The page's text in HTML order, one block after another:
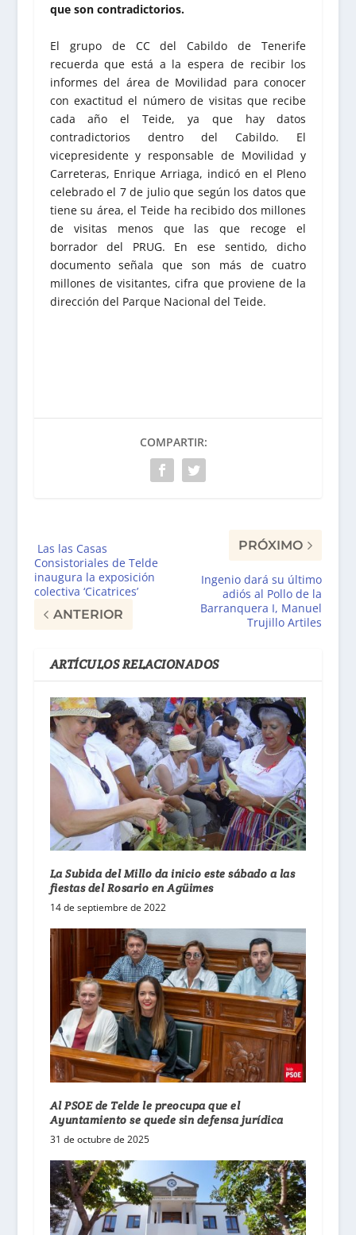
que son contradictorios.
El grupo de CC del Cabildo de Tenerife
recuerda que está a la espera de recibir los
informes del área de Movilidad para conocer
con exactitud el número de visitas que recibe
cada año el Teide, ya que hay datos
contradictorios dentro del Cabildo. El
vicepresidente y responsable de Movilidad y
Carreteras, Enrique Arriaga, indicó en el Pleno
celebrado el 7 de julio que según los datos que
tiene su área, el Teide ha recibido dos millones
de visitas menos que las que recoge el
borrador del PRUG. En ese sentido, dicho
documento señala que son más de cuatro
millones de visitantes, cifra que proviene de la
dirección del Parque Nacional del Teide.
COMPARTIR:
Las las Casas
Consistoriales de Telde
inaugura la exposición
colectiva ‘Cicatrices’
ANTERIOR
PRÓXIMO
Ingenio dará su último
adiós al Pollo de la
Barranquera I, Manuel
Trujillo Artiles
ARTÍCULOS RELACIONADOS
La Subida del Millo da inicio este sábado a las
fiestas del Rosario en Agüimes
14 de septiembre de 2022
Al PSOE de Telde le preocupa que el
Ayuntamiento se quede sin defensa jurídica
31 de octubre de 2025